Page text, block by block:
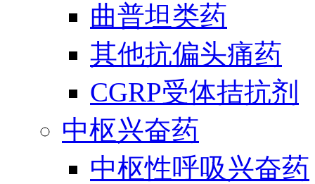
曲普坦类药
其他抗偏头痛药
CGRP受体拮抗剂
中枢兴奋药
中枢性呼吸兴奋药